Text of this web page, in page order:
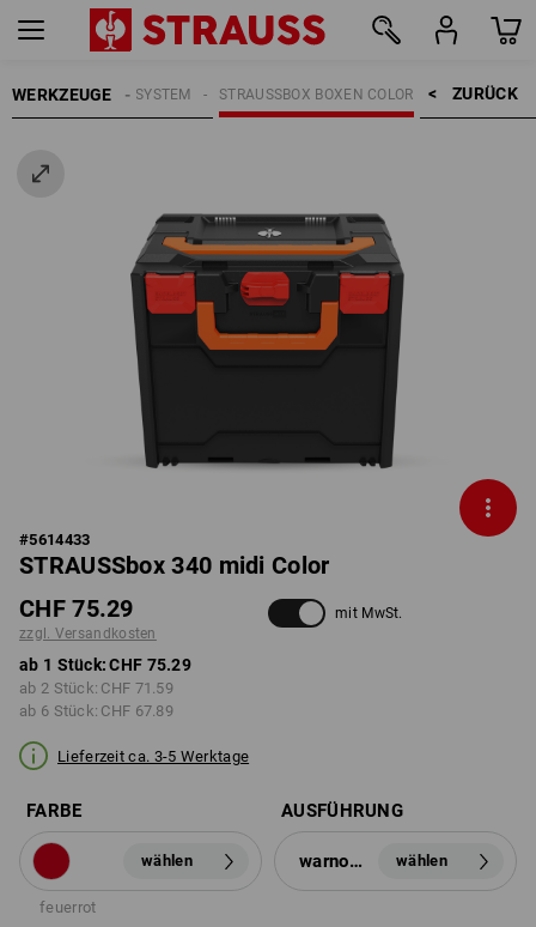
WERKZEUGE ZURÜCK    >
STRAUSSBOX BOXEN COLOR
STRAUSSBOX SYSTEM
#5614433
STRAUSSbox 340 midi Color
CHF 75.29
zzgl. Versandkosten
mit MwSt.
ab 1 Stück: CHF 75.29
ab 2 Stück: CHF 71.59
ab 6 Stück: CHF 67.89
Lieferzeit ca. 3-5 Werktage
FARBE
wählen
feuerrot
AUSFÜHRUNG
warnorange wählen